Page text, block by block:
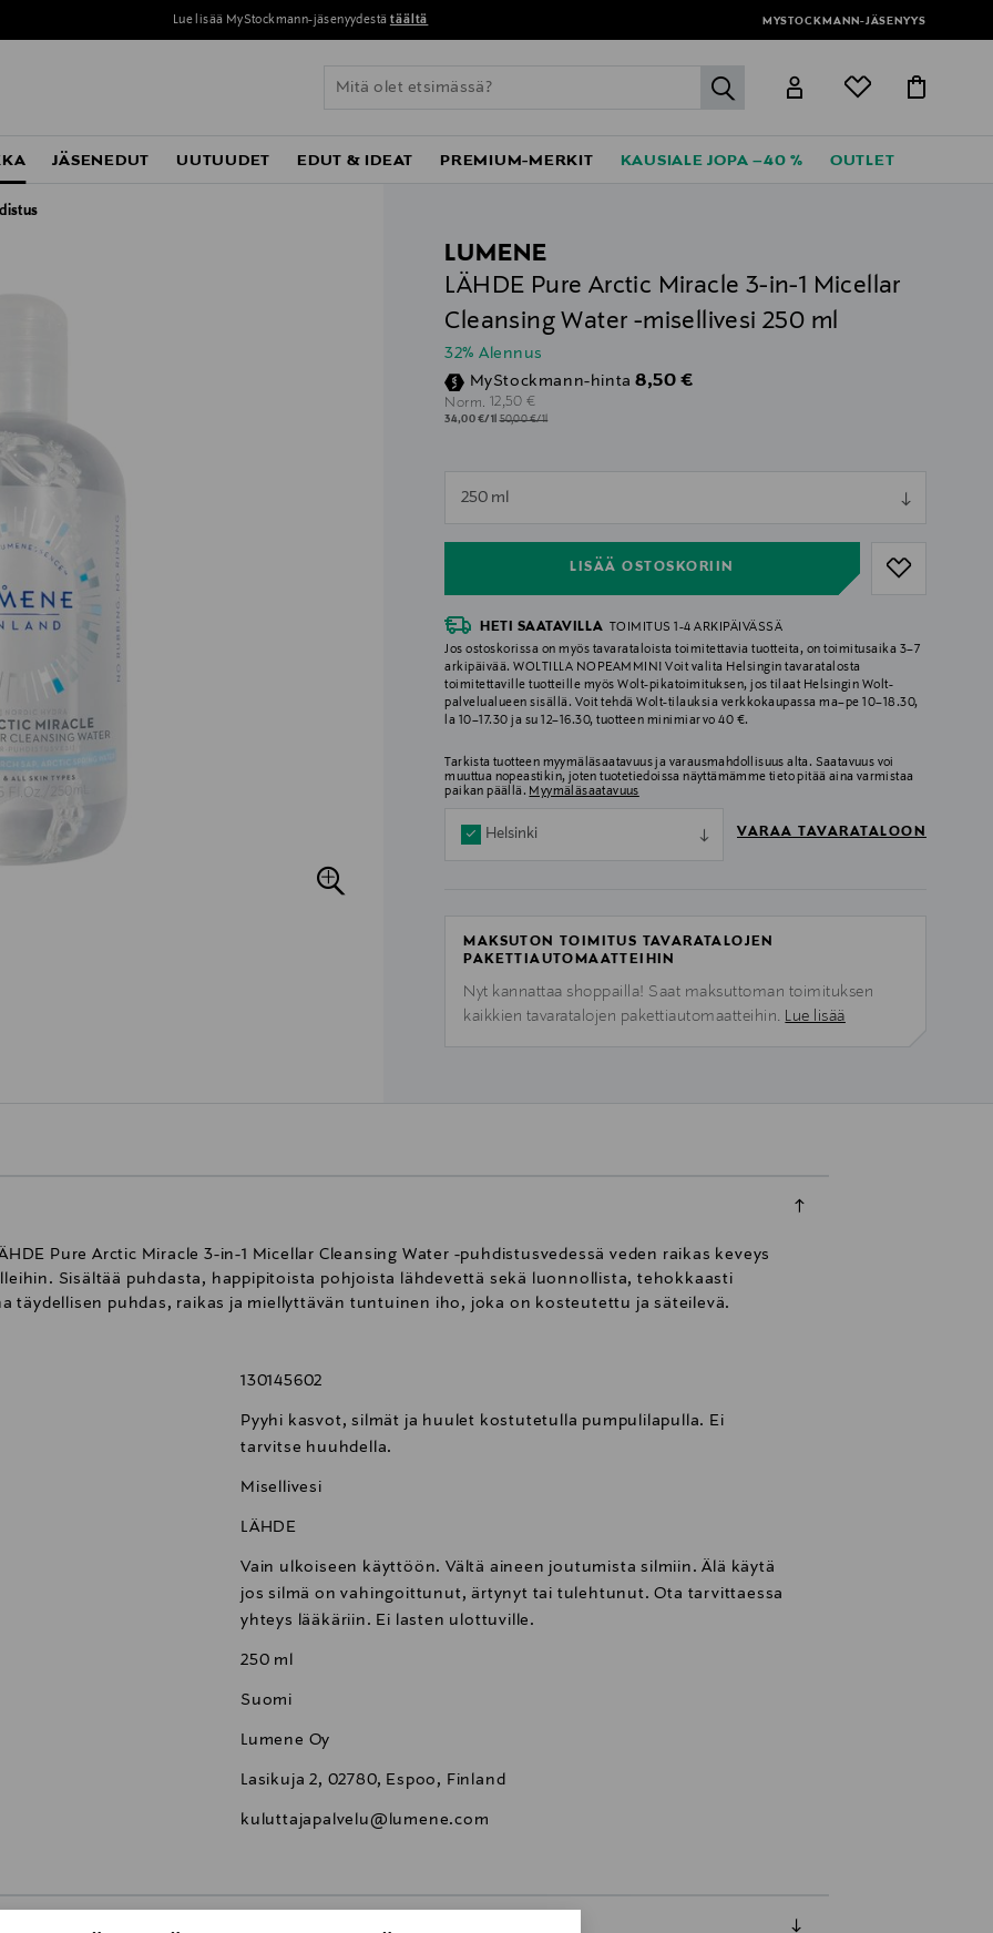
Lue lisää MyStockmann-jäsenyydestä täältä MYSTOCKMANN-JÄSENYYS
label.header.go
JÄSENEDUT UUTUUDET EDUT & IDEAT PREMIUM-MERKIT KAUSIALE JOPA –40 % OUTLET
LUMENE
LÄHDE Pure Arctic Miracle 3-in-1 Micellar
Cleansing Water -misellivesi 250 ml
32% Alennus
MyStockmann-hinta Discounted Price
8,50 €
Norm. Original Price
12,50 €
34,00 €/1l50,00 €/1l
250 ml
LISÄÄ OSTOSKORIIN
null
HETI SAATAVILLA TOIMITUS 1-4 ARKIPÄIVÄSSÄ
Jos ostoskorissa on myös tavarataloista toimitettavia tuotteita, on toimitusaika 3–7
arkipäivää. WOLTILLA NOPEAMMIN! Voit valita Helsingin tavaratalosta
toimitettaville tuotteille myös Wolt-pikatoimituksen, jos tilaat Helsingin Wolt-
palvelualueen sisällä. Voit tehdä Wolt-tilauksia verkkokaupassa ma–pe 10–18.30,
la 10–17.30 ja su 12–16.30, tuotteen minimiarvo 40 €.
Tarkista tuotteen myymäläsaatavuus ja varausmahdollisuus alta. Saatavuus voi
muuttua nopeastikin, joten tuotetiedoissa näyttämämme tieto pitää aina varmistaa
paikan päällä. Myymäläsaatavuus
Helsinki VARAA TAVARATALOON
MAKSUTON TOIMITUS TAVARATALOJEN
PAKETTIAUTOMAATTEIHIN
Nyt kannattaa shoppailla! Saat maksuttoman toimituksen
kaikkien tavaratalojen pakettiautomaatteihin. Lue lisää
Pure Arctic Miracle 3-in-1 Micellar Cleansing Water -puhdistusvedessä veden raikas keveys
Sisältää puhdasta, happipitoista pohjoista lähdevettä sekä luonnollista, tehokkaasti
täydellisen puhdas, raikas ja miellyttävän tuntuinen iho, joka on kosteutettu ja säteilevä.
130145602
Pyyhi kasvot, silmät ja huulet kostutetulla pumpulilapulla. Ei
tarvitse huuhdella.
Misellivesi
LÄHDE
Vain ulkoiseen käyttöön. Vältä aineen joutumista silmiin. Älä käytä
jos silmä on vahingoittunut, ärtynyt tai tulehtunut. Ota tarvittaessa
yhteys lääkäriin. Ei lasten ulottuville.
250 ml
Suomi
Lumene Oy
Lasikuja 2, 02780, Espoo, Finland
kuluttajapalvelu@lumene.com